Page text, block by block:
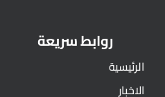
روابط سريعة
الرئيسية
الاخبار